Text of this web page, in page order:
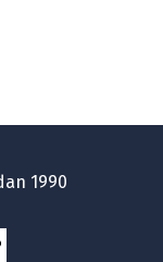
1990